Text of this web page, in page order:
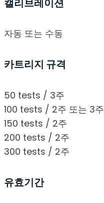
자동 또는 수동
카트리지 규격
50 tests / 3주
100 tests / 2주 또는 3주
150 tests / 2주
200 tests / 2주
300 tests / 2주
유효기간